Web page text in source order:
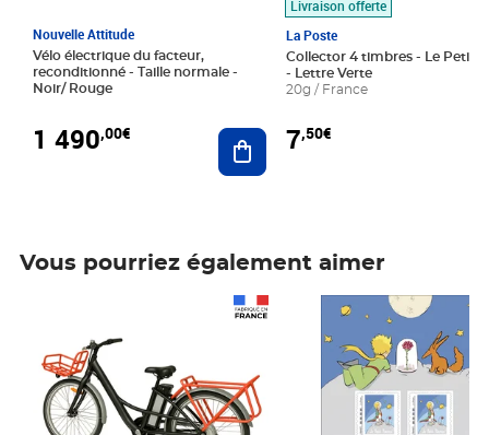
Nouvelle Attitude
Vélo électrique du facteur,
reconditionné - Taille normale -
Noir/ Rouge
1 490,00€ Ajouter au panier
Livraison offerte
La Poste
Collector 4 timbres - Le Petit
- Lettre Verte
20g / France
7,50€
Vous pourriez également aimer
Prix 7,50€